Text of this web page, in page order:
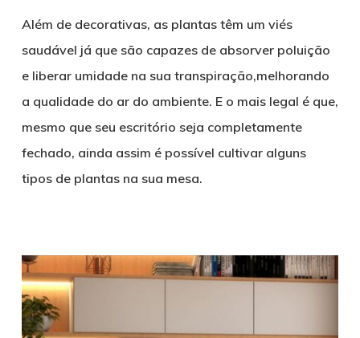
Além de decorativas, as plantas têm um viés
saudável já que são capazes de absorver poluição
e liberar umidade na sua transpiração,melhorando
a qualidade do ar do ambiente. E o mais legal é que,
mesmo que seu escritório seja completamente
fechado, ainda assim é possível cultivar alguns
tipos de plantas na sua mesa.